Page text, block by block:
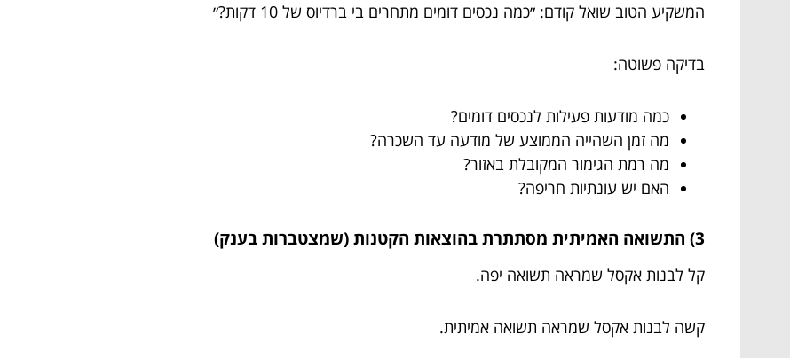
המשקיע הטוב שואל קודם: ״כמה נכסים דומים מתחרים בי ברדיוס של 10 דקות?״
בדיקה פשוטה:
כמה מודעות פעילות לנכסים דומים?
מה זמן השהייה הממוצע של מודעה עד השכרה?
מה רמת הגימור המקובלת באזור?
האם יש עונתיות חריפה?
3) התשואה האמיתית מסתתרת בהוצאות הקטנות (שמצטברות בענק)
קל לבנות אקסל שמראה תשואה יפה.
קשה לבנות אקסל שמראה תשואה אמיתית.